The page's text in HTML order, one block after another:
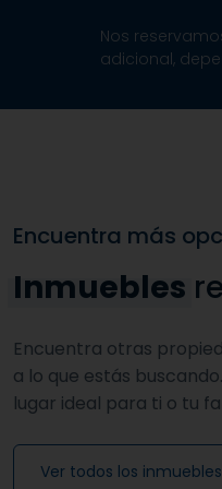
Nos
adicional,
Encuentra más
Inmuebles
Encuentra otras
a lo que estás
lugar ideal para ti o tu
Ver todos los inmuebles